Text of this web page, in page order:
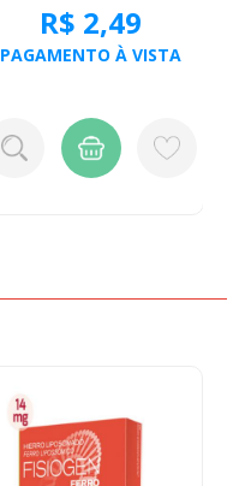
R$ 2,49
PAGAMENTO À VISTA